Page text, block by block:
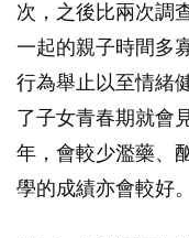
次，之後比兩次調
一起的親子時間多
行為舉止以至情緒
了子女青春期就會
年，會較少濫藥、
學的成績亦會較好。